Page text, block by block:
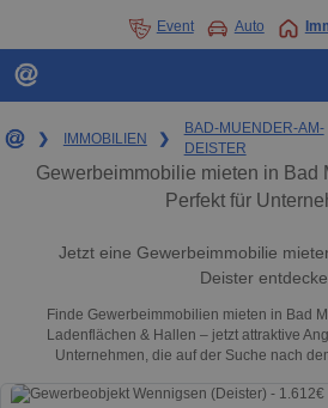
Event Auto
❯ IMMOBILIEN ❯
BAD-MUENDER-AM-
DEISTER
Gewerbeimmobilie mieten in Bad
Perfekt für
Jetzt eine Gewerbeimmobilie
Deister
Finde Gewerbeimmobilien mieten in Bad
Ladenflächen & Hallen – jetzt attraktive
Unternehmen, die auf der Suche nach